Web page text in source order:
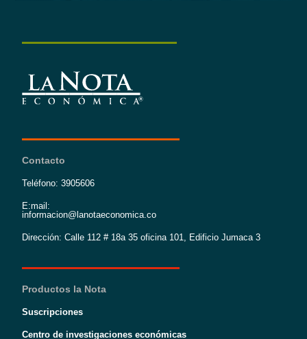
Contacto
Teléfono: 3905606
E:mail:
informacion@lanotaeconomica.co
Dirección: Calle 112 # 18a 35 oficina 101, Edificio Jumaca 3
Productos la Nota
Suscripciones
Centro de investigaciones económicas